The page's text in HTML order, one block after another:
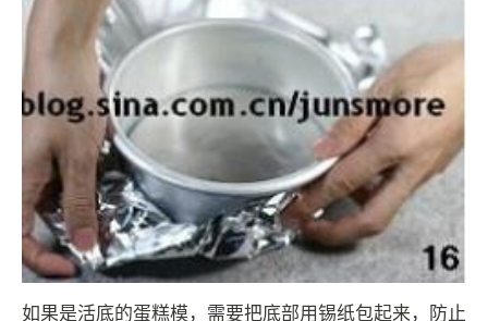
如果是活底的蛋糕模，需要把底部用锡纸包起来，防止